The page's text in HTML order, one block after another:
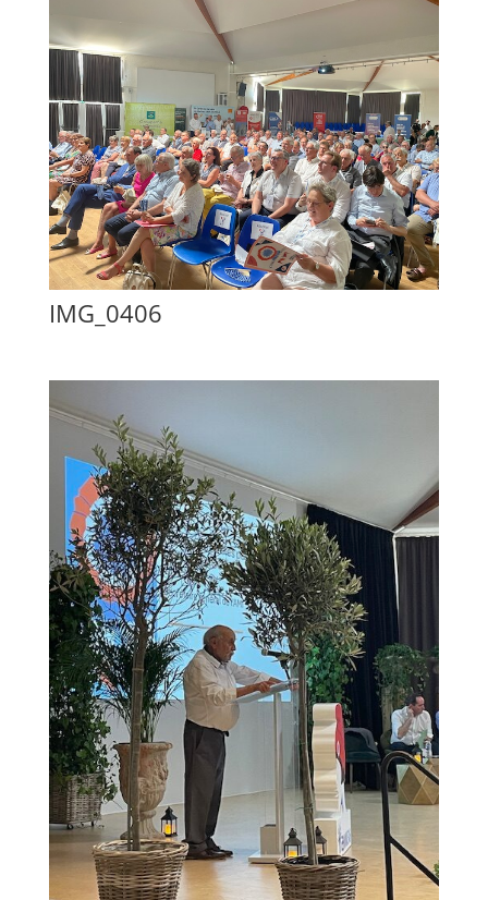
IMG_0406